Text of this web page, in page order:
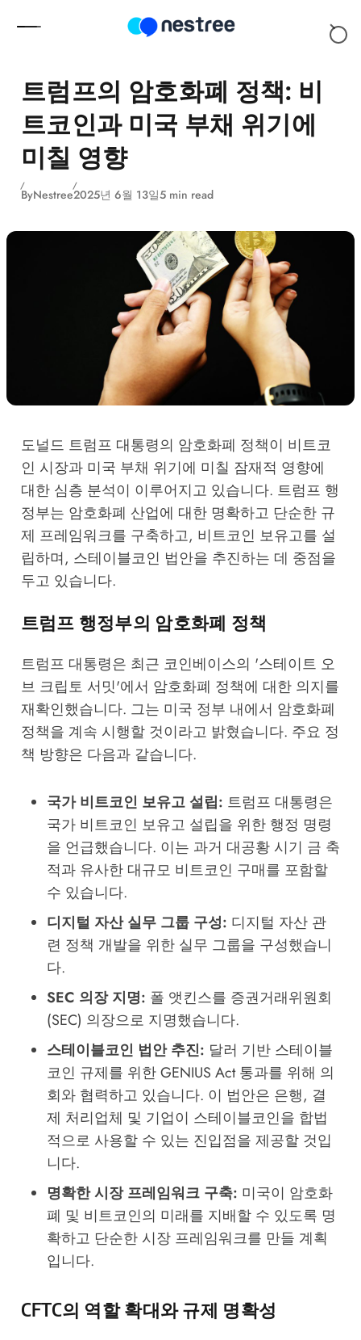
트럼프의 암호화폐 정책: 비
트코인과 미국 부채 위기에
미칠 영향
ByNestree2025년 6월 13일5 min read
도널드 트럼프 대통령의 암호화폐 정책이 비트코
인 시장과 미국 부채 위기에 미칠 잠재적 영향에
대한 심층 분석이 이루어지고 있습니다. 트럼프 행
정부는 암호화폐 산업에 대한 명확하고 단순한 규
제 프레임워크를 구축하고, 비트코인 보유고를 설
립하며, 스테이블코인 법안을 추진하는 데 중점을
두고 있습니다.
트럼프 행정부의 암호화폐 정책
트럼프 대통령은 최근 코인베이스의 '스테이트 오
브 크립토 서밋'에서 암호화폐 정책에 대한 의지를
재확인했습니다. 그는 미국 정부 내에서 암호화폐
정책을 계속 시행할 것이라고 밝혔습니다. 주요 정
책 방향은 다음과 같습니다.
국가 비트코인 보유고 설립: 트럼프 대통령은
국가 비트코인 보유고 설립을 위한 행정 명령
을 언급했습니다. 이는 과거 대공황 시기 금 축
적과 유사한 대규모 비트코인 구매를 포함할
수 있습니다.
디지털 자산 실무 그룹 구성: 디지털 자산 관
련 정책 개발을 위한 실무 그룹을 구성했습니
다.
SEC 의장 지명: 폴 앳킨스를 증권거래위원회
(SEC) 의장으로 지명했습니다.
스테이블코인 법안 추진: 달러 기반 스테이블
코인 규제를 위한 GENIUS Act 통과를 위해 의
회와 협력하고 있습니다. 이 법안은 은행, 결
제 처리업체 및 기업이 스테이블코인을 합법
적으로 사용할 수 있는 진입점을 제공할 것입
니다.
명확한 시장 프레임워크 구축: 미국이 암호화
폐 및 비트코인의 미래를 지배할 수 있도록 명
확하고 단순한 시장 프레임워크를 만들 계획
입니다.
CFTC의 역할 확대와 규제 명확성